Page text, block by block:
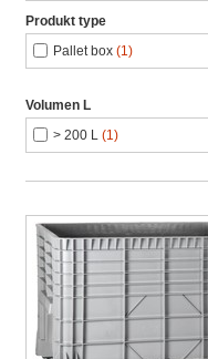
Produkt type
Pallet box (1)
Volumen L
> 200 L (1)